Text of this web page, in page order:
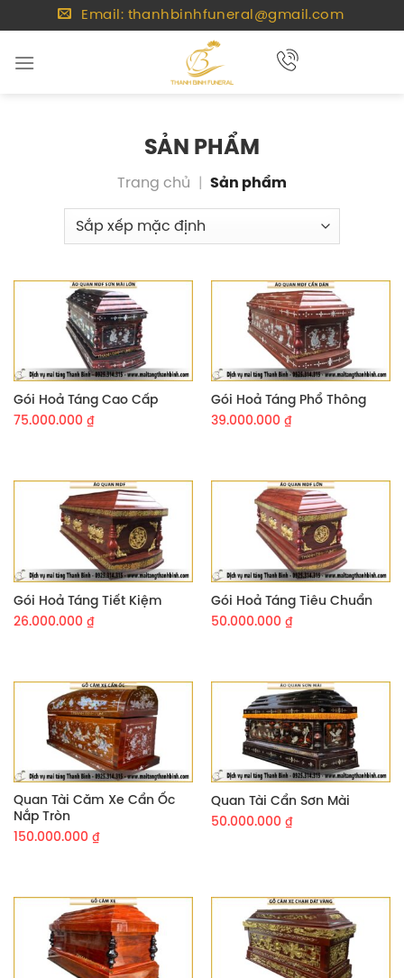
đến
nội
Email: thanhbinhfuneral@gmail.com
SẢN PHẨM
Trang chủ Sản phẩm
Gói Hoả Táng Cao Cấp
75.000.000 ₫
Gói Hoả Táng Phổ Thông
39.000.000 ₫
Gói Hoả Táng Tiết Kiệm
26.000.000 ₫
Gói Hoả Táng Tiêu Chuẩn
50.000.000 ₫
Quan Tài Căm Xe Cẩn Ốc
Nắp Tròn
150.000.000 ₫
Quan Tài Cẩn Sơn Mài
50.000.000 ₫